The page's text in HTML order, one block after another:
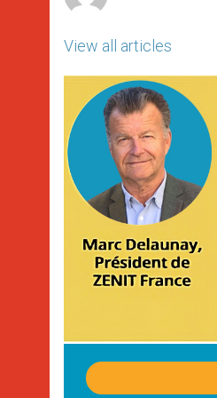
View all articles